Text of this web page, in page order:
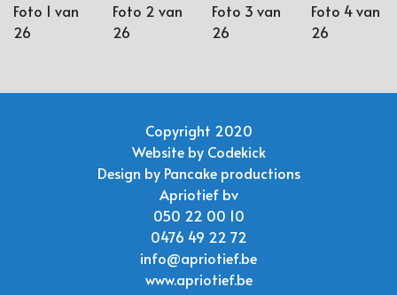
Foto 1 van
26
Foto 2 van
26
Foto 3 van
26
Foto 4 van
26
Copyright 2020
Website by Codekick
Design by Pancake productions
Apriotief bv
050 22 00 10
0476 49 22 72
info@apriotief.be
www.apriotief.be